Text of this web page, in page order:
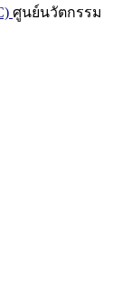
ศูนย์นวัตกรรม